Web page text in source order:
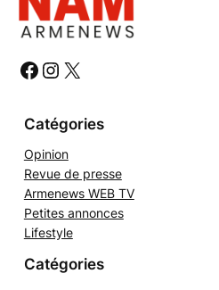
e
r
h
r
# # #
Opinion
Revue de presse
Armenews WEB TV
Petites annonces